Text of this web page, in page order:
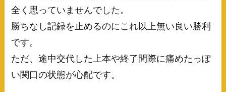
全く思っていませんでした。
勝ちなし記録を止めるのにこれ以上無い良い勝利
です。
ただ、途中交代した上本や終了間際に痛めたっぽ
い関口の状態が心配です。